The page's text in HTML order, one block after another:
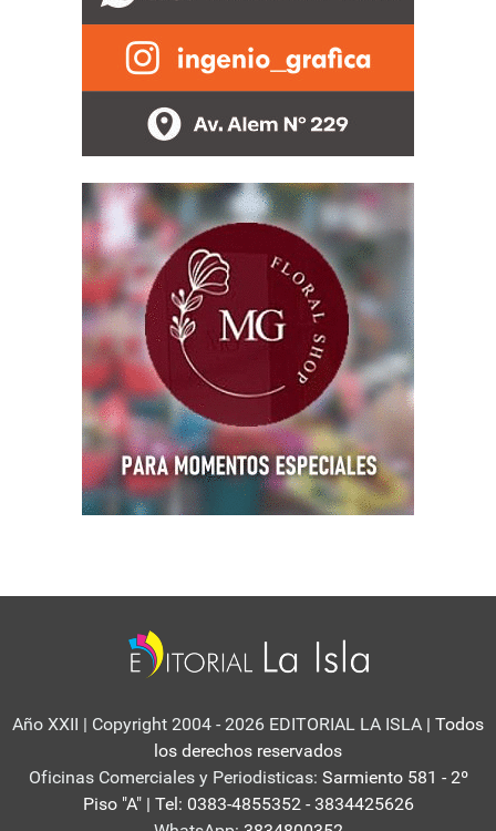
Año XXII | Copyright 2004 - 2026 EDITORIAL LA ISLA | Todos
los derechos reservados
Oficinas Comerciales y Periodisticas: Sarmiento 581 - 2º
Piso "A" | Tel: 0383-4855352 - 3834425626